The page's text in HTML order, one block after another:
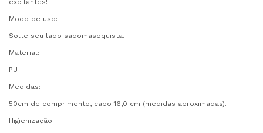
excitantes!
Modo de uso:
Solte seu lado sadomasoquista.
Material:
PU
Medidas:
50cm de comprimento, cabo 16,0 cm (medidas aproximadas).
Higienização: